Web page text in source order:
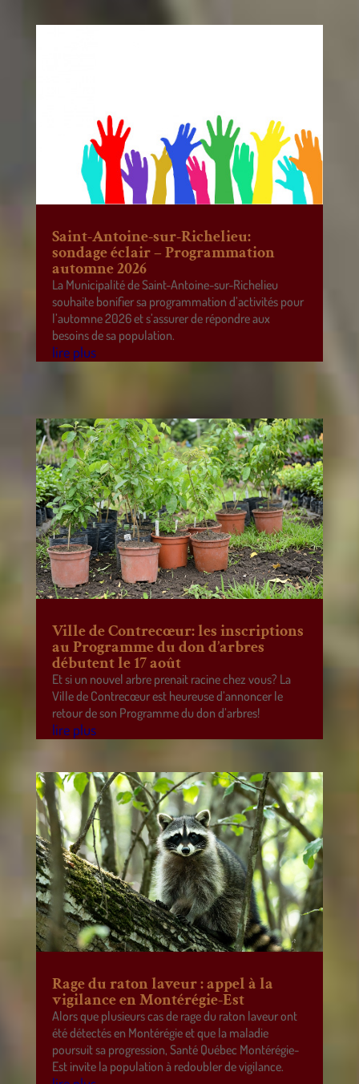
Saint-Antoine-sur-Richelieu:
sondage éclair – Programmation
automne 2026
La Municipalité de Saint-Antoine-sur-Richelieu
souhaite bonifier sa programmation d’activités pour
l’automne 2026 et s’assurer de répondre aux
besoins de sa population.
lire plus
Ville de Contrecœur: les inscriptions
au Programme du don d’arbres
débutent le 17 août
Et si un nouvel arbre prenait racine chez vous? La
Ville de Contrecœur est heureuse d’annoncer le
retour de son Programme du don d’arbres!
lire plus
Rage du raton laveur : appel à la
vigilance en Montérégie-Est
Alors que plusieurs cas de rage du raton laveur ont
été détectés en Montérégie et que la maladie
poursuit sa progression, Santé Québec Montérégie-
Est invite la population à redoubler de vigilance.